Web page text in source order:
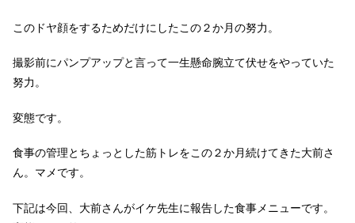
このドヤ顔をするためだけにしたこの２か月の努力。
撮影前にパンプアップと言って一生懸命腕立て伏せをやっていた
努力。
変態です。
食事の管理とちょっとした筋トレをこの２か月続けてきた大前さ
ん。マメです。
下記は今回、大前さんがイケ先生に報告した食事メニューです。